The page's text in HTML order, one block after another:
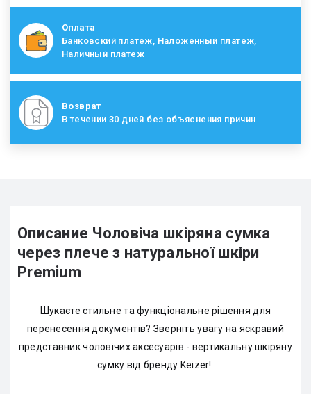
Оплата
Банковский платеж, Наложенный платеж,
Наличный платеж
Возврат
В течении 30 дней без объяснения причин
Описание Чоловіча шкіряна сумка
через плече з натуральної шкіри
Premium
Шукаєте стильне та функціональне рішення для
перенесення документів? Зверніть увагу на яскравий
представник чоловічих аксесуарів - вертикальну шкіряну
сумку від бренду Keizer!